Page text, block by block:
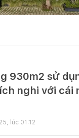
930m2 sử
nghi với cái
lúc 01:12